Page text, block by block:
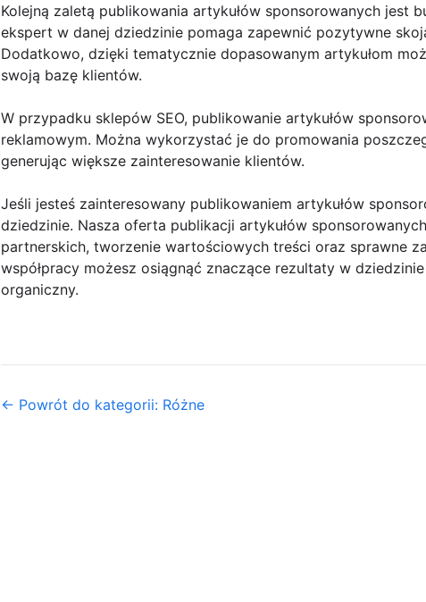
Kolejną zaletą publikowania artykułów sponsorowanych jest
ekspert w danej dziedzinie pomaga zapewnić pozytywne
Dodatkowo, dzięki tematycznie dopasowanym artykułom
swoją bazę klientów.
W przypadku sklepów SEO, publikowanie artykułów
reklamowym. Można wykorzystać je do promowania
generując większe zainteresowanie klientów.
Jeśli jesteś zainteresowany publikowaniem artykułów
dziedzinie. Nasza oferta publikacji artykułów
partnerskich, tworzenie wartościowych treści oraz sprawne
współpracy możesz osiągnąć znaczące rezultaty w
organiczny.
← Powrót do kategorii: Różne